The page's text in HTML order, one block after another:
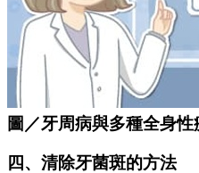
圖／牙周病與多種全身
四、清除牙菌斑的方法